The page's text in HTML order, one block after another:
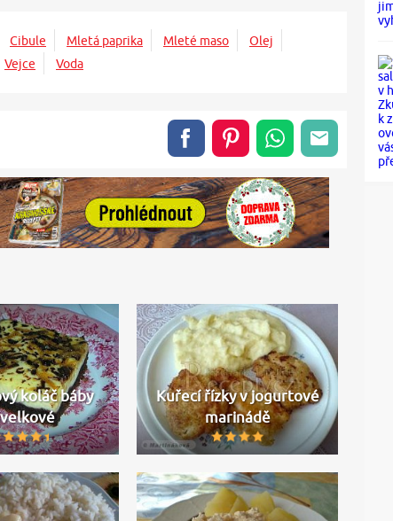
Cibule Mletá paprika Mleté maso
Olej
Vejce Voda
koláč báby
Kuřecí řízky v jogurtové
marinádě